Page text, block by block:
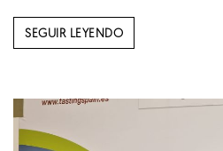
SEGUIR LEYENDO